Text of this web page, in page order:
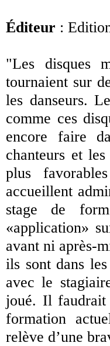
Éditeur :
"Les disques
tournaient sur
les danseurs.
comme ces
encore faire
chanteurs et
plus
accueillent
stage de
«application»
avant ni après-
ils sont dans
avec le
joué. Il faudrait
formation
relève d’une